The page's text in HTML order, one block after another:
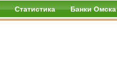
Статистика Банки Омска